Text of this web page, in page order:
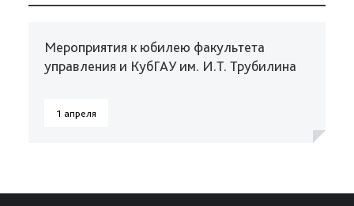
Мероприятия к юбилею факультета
управления и КубГАУ им. И.Т. Трубилина
1 апреля